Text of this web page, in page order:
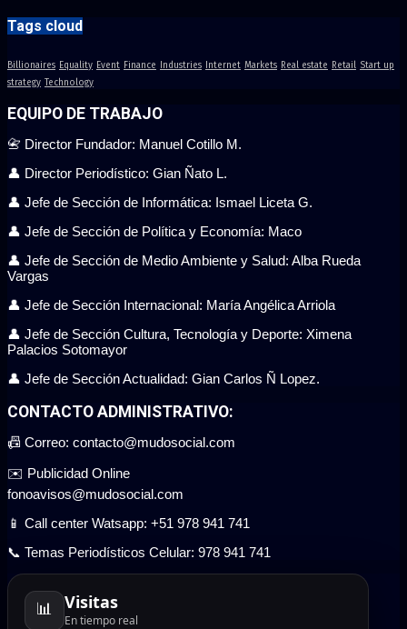
Tags cloud
Billionaires Equality Event Finance Industries Internet Markets Real estate Retail Start up
strategy Technology
EQUIPO DE TRABAJO
📇 Director Fundador: Manuel Cotillo M.
👤 Director Periodístico: Gian Ñato L.
👤 Jefe de Sección de Informática: Ismael Liceta G.
👤 Jefe de Sección de Política y Economía: Maco
👤 Jefe de Sección de Medio Ambiente y Salud: Alba Rueda
Vargas
👤 Jefe de Sección Internacional: María Angélica Arriola
👤 Jefe de Sección Cultura, Tecnología y Deporte: Ximena
Palacios Sotomayor
👤 Jefe de Sección Actualidad: Gian Carlos Ñ Lopez.
CONTACTO ADMINISTRATIVO:
📠 Correo: contacto@mudosocial.com
✉️ Publicidad Online
fonoavisos@mudosocial.com
📱 Call center Watsapp: +51 978 941 741
📞 Temas Periodísticos Celular: 978 941 741
📊 Visitas
En tiempo real